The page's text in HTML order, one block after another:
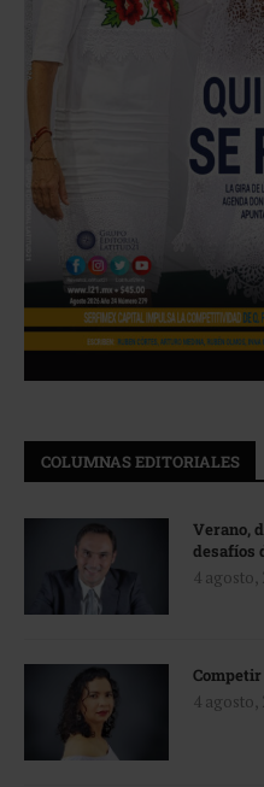
COLUMNAS EDITORIALES
Verano,
desafíos
4 agosto,
4 agosto,